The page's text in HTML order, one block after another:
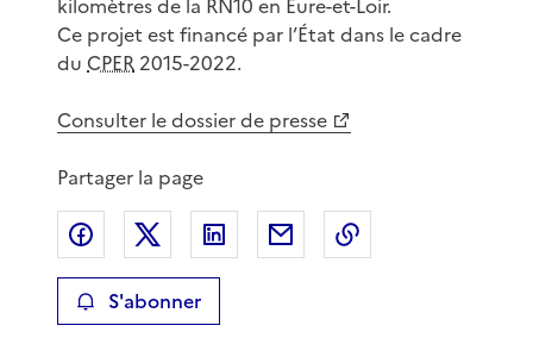
Ce projet est financé par l’État dans le cadre
du CPER 2015-2022.
Consulter le dossier de presse
Partager la page
Partager sur Facebook
Partager sur XPartager sur LinkedIn
Partager par email
S'abonner